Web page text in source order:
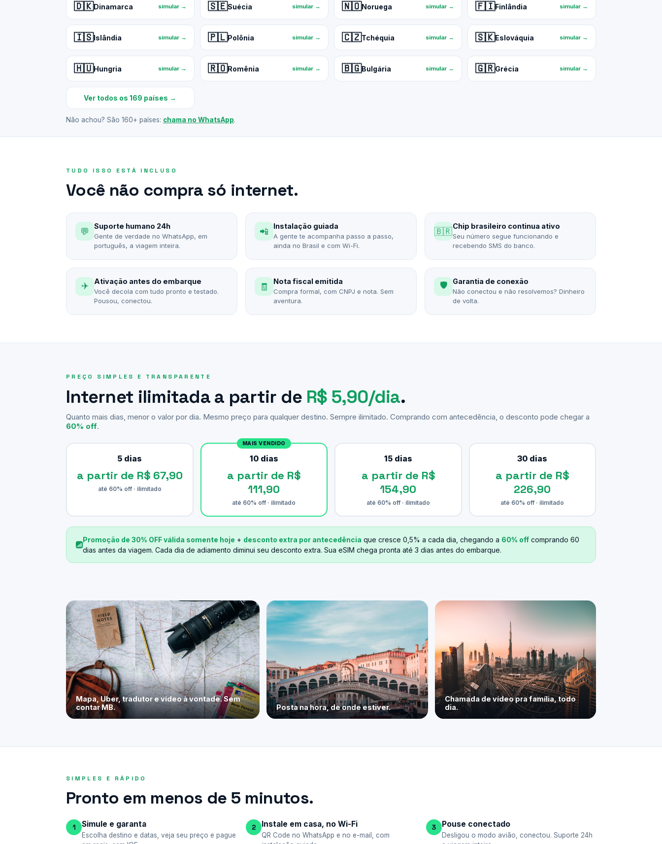
🇩🇰Dinamarca simular → 🇸🇪Suécia simular → 🇳🇴Noruega simular → 🇫🇮Finlândia simular →
🇮🇸Islândia simular → 🇵🇱Polônia simular → 🇨🇿Tchéquia simular → 🇸🇰Eslováquia simular →
🇭🇺Hungria simular → 🇷🇴Romênia simular → 🇧🇬Bulgária simular → 🇬🇷Grécia simular →
Ver todos os 169 países →
Não achou? São 160+ países: chama no WhatsApp.
TUDO ISSO ESTÁ INCLUSO
Você não compra só internet.
💬 Suporte humano 24h
Gente de verdade no WhatsApp, em
português, a viagem inteira.
📲 Instalação guiada
A gente te acompanha passo a passo,
ainda no Brasil e com Wi-Fi.
🇧🇷Chip brasileiro continua ativo
Seu número segue funcionando e
recebendo SMS do banco.
✈️ Ativação antes do embarque
Você decola com tudo pronto e testado.
Pousou, conectou.
🧾 Nota fiscal emitida
Compra formal, com CNPJ e nota. Sem
aventura.
🛡️ Garantia de conexão
Não conectou e não resolvemos? Dinheiro
de volta.
PREÇO SIMPLES E TRANSPARENTE
Internet ilimitada a partir de R$ 5,90/dia.
Quanto mais dias, menor o valor por dia. Mesmo preço para qualquer destino. Sempre ilimitado. Comprando com antecedência, o desconto pode chegar a
60% off.
5 dias
a partir de R$ 67,90
até 60% off · ilimitado
MAIS VENDIDO
10 dias
a partir de R$
111,90
até 60% off · ilimitado
15 dias
a partir de R$
154,90
até 60% off · ilimitado
30 dias
a partir de R$
226,90
até 60% off · ilimitado
Promoção de 30% OFF válida somente hoje + desconto extra por antecedência que cresce 0,5% a cada dia, chegando a 60% off comprando 60
dias antes da viagem. Cada dia de adiamento diminui seu desconto extra. Sua eSIM chega pronta até 3 dias antes do embarque.
Mapa, Uber, tradutor e vídeo à vontade. Sem
contar MB.
Posta na hora, de onde estiver.
Chamada de vídeo pra família, todo
dia.
SIMPLES E RÁPIDO
Pronto em menos de 5 minutos.
1 Simule e garanta
Escolha destino e datas, veja seu preço e pague
2 Instale em casa, no Wi-Fi
QR Code no WhatsApp e no e-mail, com
3 Pouse conectado
Desligou o modo avião, conectou. Suporte 24h